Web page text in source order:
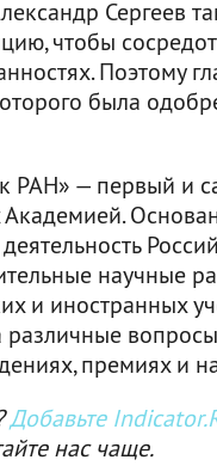
Сергеев
чтобы
Поэтому
была
РАН» — первый и
научные
и иностранных
премиях и
Добавьте
нас чаще.